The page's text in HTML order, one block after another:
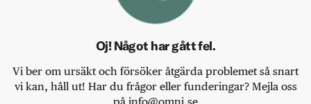
Oj! Något har gått fel.
Vi ber om ursäkt och försöker åtgärda problemet så snart
vi kan, håll ut! Har du frågor eller funderingar? Mejla oss